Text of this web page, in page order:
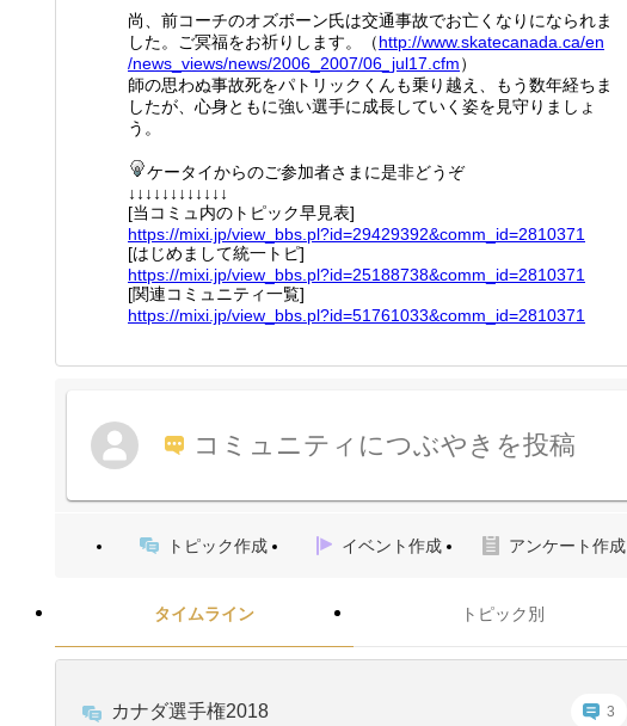
尚、前コーチのオズボーン氏は交通事故でお亡くなりになられま
した。ご冥福をお祈りします。（http://www.skatecanada.ca/en
/news_views/news/2006 _2007/06_jul17 .cfm）
師の思わぬ事故死をパトリックくんも乗り越え、もう数年経ちま
したが、心身ともに強い選手に成長していく姿を見守りましょ
う。
ケータイからのご参加者さまに是非どうぞ
↓↓↓↓↓↓↓↓↓↓↓↓
[当コミュ内のトピック早見表]
https://mixi.jp/view_ bbs.pl?id=29429392&comm_id=2810371
[はじめまして統一トピ]
https://mixi.jp/view_ bbs.pl?id=25188738&comm_id=2810371
[関連コミュニティ一覧]
https://mixi.jp/view_ bbs.pl?id=51761033&comm_id=2810371
コミュニティにつぶやきを投稿
トピック作成 イベント作成 アンケート作成
タイムライン トピック別
カナダ選手権2018 3